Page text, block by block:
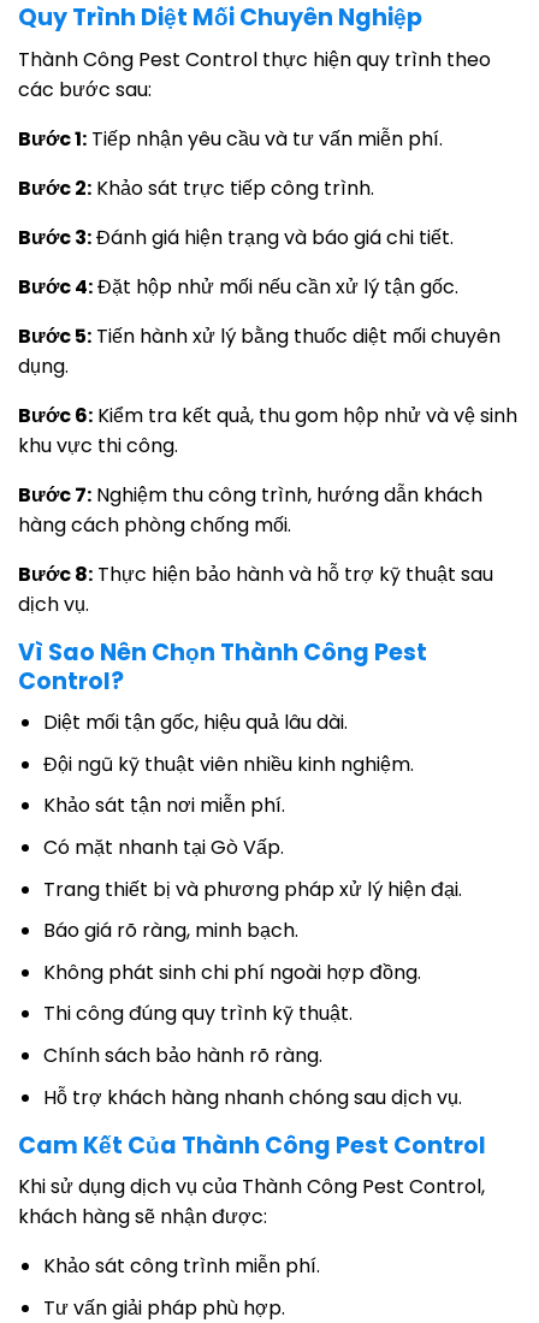
Quy Trình Diệt Mối Chuyên Nghiệp
Thành Công Pest Control thực hiện quy trình theo
các bước sau:
Bước 1: Tiếp nhận yêu cầu và tư vấn miễn phí.
Bước 2: Khảo sát trực tiếp công trình.
Bước 3:Đánh giá hiện trạng và báo giá chi tiết.
Bước 4:Đặt hộp nhử mối nếu cần xử lý tận gốc.
Bước 5: Tiến hành xử lý bằng thuốc diệt mối chuyên
dụng.
Bước 6: Kiểm tra kết quả, thu gom hộp nhử và vệ sinh
khu vực thi công.
Bước 7: Nghiệm thu công trình, hướng dẫn khách
hàng cách phòng chống mối.
Bước 8: Thực hiện bảo hành và hỗ trợ kỹ thuật sau
dịch vụ.
Vì Sao Nên Chọn Thành Công Pest
Control?
Diệt mối tận gốc, hiệu quả lâu dài.
Đội ngũ kỹ thuật viên nhiều kinh nghiệm.
Khảo sát tận nơi miễn phí.
Có mặt nhanh tại Gò Vấp.
Trang thiết bị và phương pháp xử lý hiện đại.
Báo giá rõ ràng, minh bạch.
Không phát sinh chi phí ngoài hợp đồng.
Thi công đúng quy trình kỹ thuật.
Chính sách bảo hành rõ ràng.
Hỗ trợ khách hàng nhanh chóng sau dịch vụ.
Cam Kết Của Thành Công Pest Control
Khi sử dụng dịch vụ của Thành Công Pest Control,
khách hàng sẽ nhận được:
Khảo sát công trình miễn phí.
Tư vấn giải pháp phù hợp.